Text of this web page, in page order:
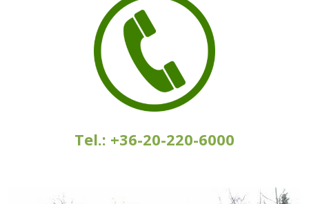
Tel.: +36-20-220-6000